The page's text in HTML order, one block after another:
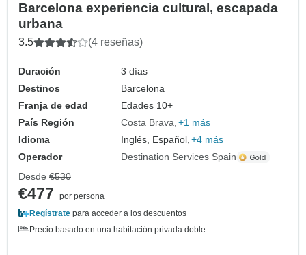
Barcelona experiencia cultural, escapada
urbana
3.5 (4 reseñas)
Duración
3 días
Destinos
Barcelona
Franja de edad
Edades 10+
País Región
Costa Brava +1 más
Idioma
Inglés, Español, +4 más
Operador
Destination Services Spain
Desde €530
€477
por persona
Regístrate para acceder a los descuentos
Precio basado en una habitación privada doble